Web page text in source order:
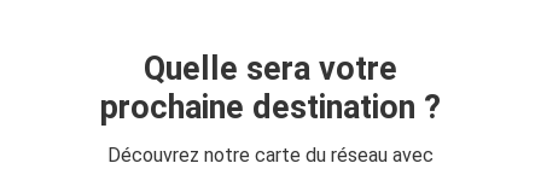
Belgrade
Belgrade
Quelle sera votre
prochaine destination ?
Découvrez notre carte du réseau avec